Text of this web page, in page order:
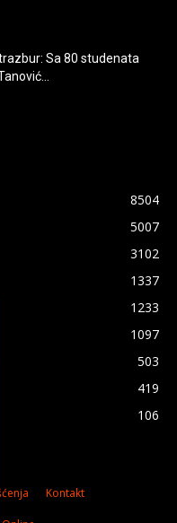
Sa 80 studenata
8504
5007
3102
1337
1233
1097
503
419
106
Kontakt